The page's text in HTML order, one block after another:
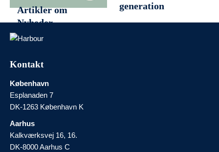
Generationsskifte
generation
Artikler om
Nyheder
Kontakt
København
Esplanaden 7
DK-1263 København K
Aarhus
Kalkværksvej 16, 16.
DK-8000 Aarhus C